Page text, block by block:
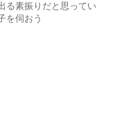
る素振りだと思ってい
を伺おう